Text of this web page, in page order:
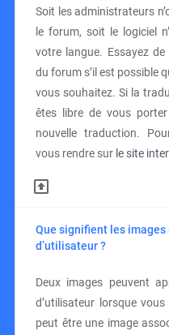
Soit les administrateurs
le forum, soit le logiciel
votre langue. Essayez
du forum s’il est possible
vous souhaitez. Si la
êtes libre de vous
nouvelle traduction.
vous rendre sur le site
Que signifient les
d’utilisateur ?
Deux images peuvent
d’utilisateur lorsque
peut être une image